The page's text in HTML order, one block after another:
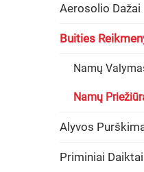
Aerosolio Dažai
Buities
Namų
Namų
Alyvos
Priminiai Daiktai